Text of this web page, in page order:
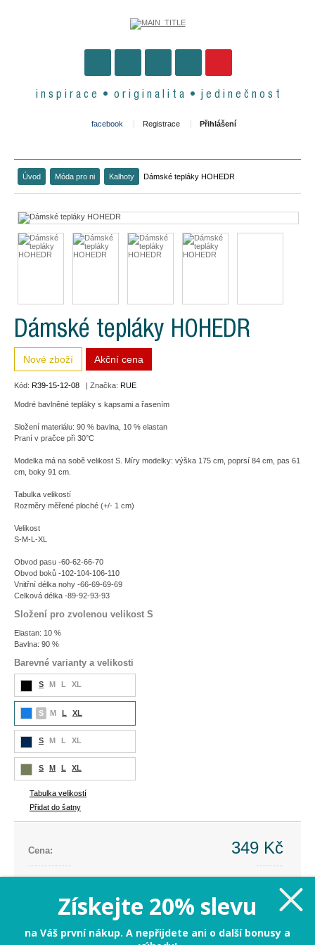
i n s p i r a c e • o r i g i n a l i t a • j e d i n e č n o s t
facebook Registrace Přihlášení
Úvod Móda pro ni Kalhoty Dámské tepláky HOHEDR
Dámské tepláky HOHEDR
Nové zboží Akční cena
Kód: R39-15-12-08 | Značka: RUE
Modré bavlněné tepláky s kapsami a řasením
Složení materiálu: 90 % bavlna, 10 % elastan
Praní v pračce při 30°C
Modelka má na sobě velikost S. Míry modelky: výška 175 cm, poprsí 84 cm, pas 61
cm, boky 91 cm.
Tabulka velikostí
Rozměry měřené ploché (+/- 1 cm)
Velikost
S-M-L-XL
Obvod pasu -60-62-66-70
Obvod boků -102-104-106-110
Vnitřní délka nohy -66-69-69-69
Celková délka -89-92-93-93
Složení pro zvolenou velikost S
Elastan: 10 %
Bavlna: 90 %
Barevné varianty a velikosti
S M L XL
S M L XL
S M L XL
S M L XL
Tabulka velikostí
Přidat do šatny
Cena: 349 Kč
-550 Kč (-61%)
Získejte 20% slevu
na Váš první nákup. A nepřijdete ani o další bonusy a